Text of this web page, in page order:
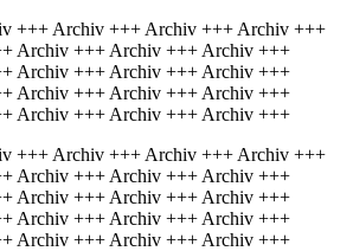
+++ Archiv +++ Archiv +++ Archiv +++
Archiv +++ Archiv +++ Archiv +++
Archiv +++ Archiv +++ Archiv +++
Archiv +++ Archiv +++ Archiv +++
Archiv +++ Archiv +++ Archiv +++
+++ Archiv +++ Archiv +++ Archiv +++
Archiv +++ Archiv +++ Archiv +++
Archiv +++ Archiv +++ Archiv +++
Archiv +++ Archiv +++ Archiv +++
Archiv +++ Archiv +++ Archiv +++